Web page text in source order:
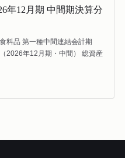
年12月期 中間期決算分
料品 第一種中間連結会計期
2026年12月期・中間） 総資産